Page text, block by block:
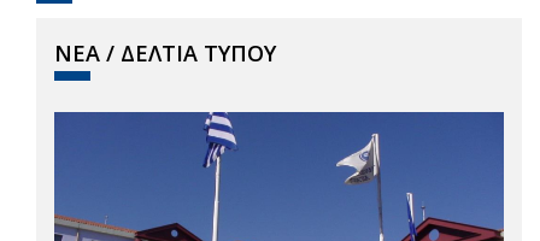
ΝΕΑ / ΔΕΛΤΙΑ ΤΥΠΟΥ